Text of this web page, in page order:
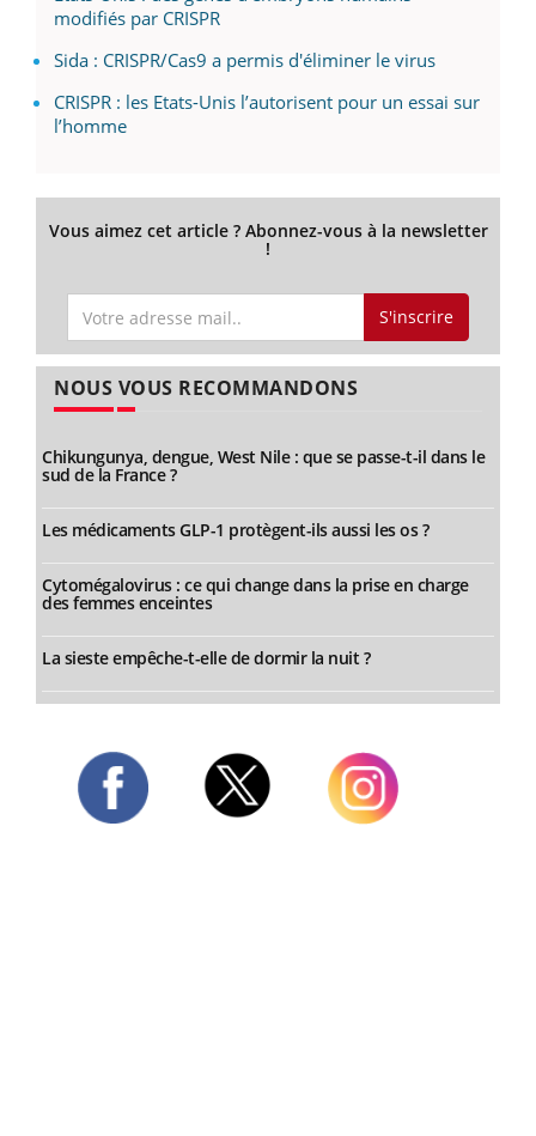
modifiés par CRISPR
Sida : CRISPR/Cas9 a permis d'éliminer le virus
CRISPR : les Etats-Unis l’autorisent pour un essai sur
l’homme
Vous aimez cet article ? Abonnez-vous à la newsletter
!
S'inscrire
NOUS VOUS RECOMMANDONS
Chikungunya, dengue, West Nile : que se passe-t-il dans le
sud de la France ?
Les médicaments GLP-1 protègent-ils aussi les os ?
Cytomégalovirus : ce qui change dans la prise en charge
des femmes enceintes
La sieste empêche-t-elle de dormir la nuit ?